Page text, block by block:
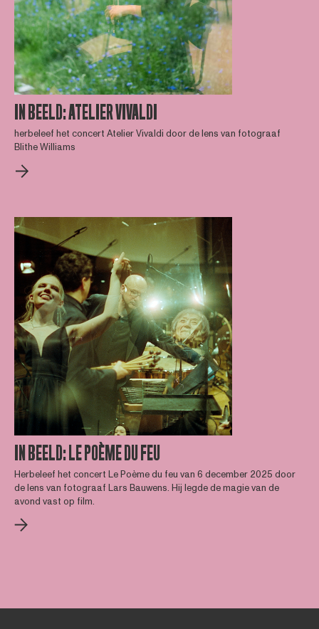
IN BEELD: ATELIER VIVALDI
herbeleef het concert Atelier Vivaldi door de lens van fotograaf
Blithe Williams
IN BEELD: LE POÈME DU FEU
Herbeleef het concert Le Poème du feu van 6 december 2025 door
de lens van fotograaf Lars Bauwens. Hij legde de magie van de
avond vast op film.